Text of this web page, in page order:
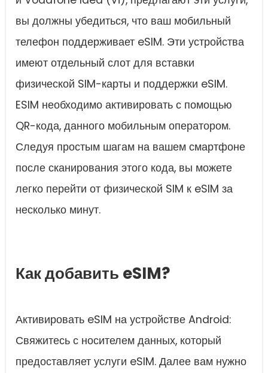
вы должны убедиться, что ваш мобильный
телефон поддерживает eSIM. Эти устройства
имеют отдельный слот для вставки
физической SIM-карты и поддержки eSIM.
ESIM необходимо активировать с помощью
QR-кода, данного мобильным оператором.
Следуя простым шагам на вашем смартфоне
после сканирования этого кода, вы можете
легко перейти от физической SIM к eSIM за
несколько минут.
Как добавить eSIM?
Активировать eSIM на устройстве Android:
Свяжитесь с носителем данных, который
предоставляет услуги eSIM. Далее вам нужно